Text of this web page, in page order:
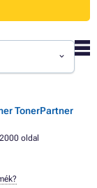
TonerPartner
2000 oldal